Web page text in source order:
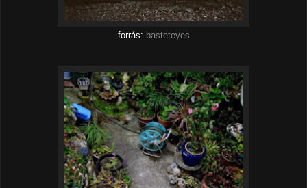
forrás: basteteyes